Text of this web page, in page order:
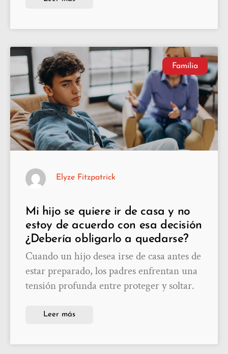
Familia
Mi hijo se quiere ir de casa y no
estoy de acuerdo con esa decisión
¿Debería obligarlo a quedarse?
Cuando un hijo desea irse de casa antes de
estar preparado, los padres enfrentan una
tensión profunda entre proteger y soltar.
Leer más
Elyze Fitzpatrick